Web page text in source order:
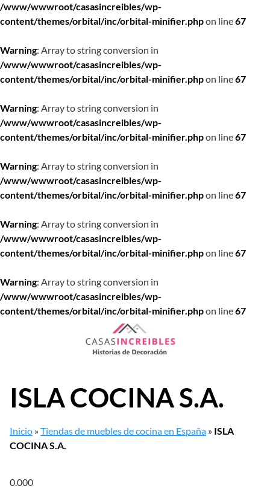
/www/wwwroot/casasincreibles/wp-
content/themes/orbital/inc/orbital-minifier.phpon line67
Warning: Array to string conversion in
/www/wwwroot/casasincreibles/wp-
content/themes/orbital/inc/orbital-minifier.phpon line67
Warning: Array to string conversion in
/www/wwwroot/casasincreibles/wp-
content/themes/orbital/inc/orbital-minifier.phpon line67
Warning: Array to string conversion in
/www/wwwroot/casasincreibles/wp-
content/themes/orbital/inc/orbital-minifier.phpon line67
Warning: Array to string conversion in
/www/wwwroot/casasincreibles/wp-
content/themes/orbital/inc/orbital-minifier.phpon line67
Warning: Array to string conversion in
/www/wwwroot/casasincreibles/wp-
content/themes/orbital/inc/orbital-minifier.phpon line67
ISLA COCINA S.A.
Inicio »Tiendas de muebles de cocina en España » ISLA
COCINA S.A.
0.000